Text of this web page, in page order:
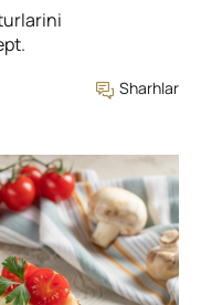
Sharhlar